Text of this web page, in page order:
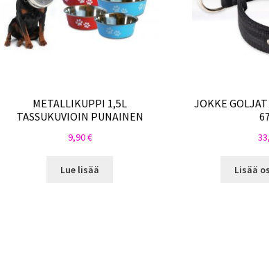
METALLIKUPPI 1,5L
TASSUKUVIOIN PUNAINEN
9,90€
Lue lisää
JOKKE
Lisää